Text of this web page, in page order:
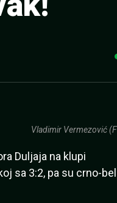
Vladimir Vermezović
Duljaja na klupi
sa 3:2, pa su crno-